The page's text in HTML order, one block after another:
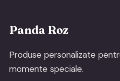
Panda Roz
Produse personalizate
momente speciale.